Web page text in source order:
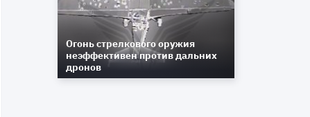
Огонь стрелкового оружия
неэффективен против дальних
дронов